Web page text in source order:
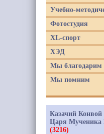
Учебно-
Фотостудия
XL-спорт
ХЭД
Мы благодарим
Мы помним
Казачий
Царя Мученика
(3216)